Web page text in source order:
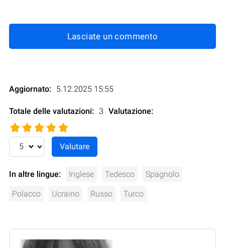
Lasciate un commento
Aggiornato: 5.12.2025 15:55
Totale delle valutazioni: 3 Valutazione:
In altre lingue: Inglese Tedesco Spagnolo
Polacco Ucraino Russo Turco